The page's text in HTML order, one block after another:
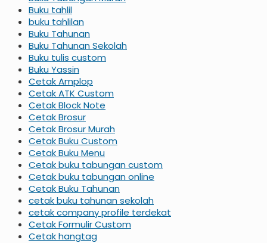
Buku tahlil
buku tahlilan
Buku Tahunan
Buku Tahunan Sekolah
Buku tulis custom
Buku Yassin
Cetak Amplop
Cetak ATK Custom
Cetak Block Note
Cetak Brosur
Cetak Brosur Murah
Cetak Buku Custom
Cetak Buku Menu
Cetak buku tabungan custom
Cetak buku tabungan online
Cetak Buku Tahunan
cetak buku tahunan sekolah
cetak company profile terdekat
Cetak Formulir Custom
Cetak hangtag